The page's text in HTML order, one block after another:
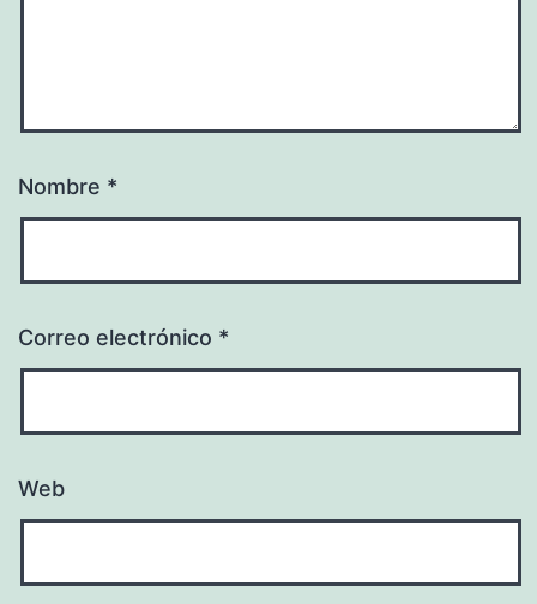
Nombre *
Correo electrónico *
Web